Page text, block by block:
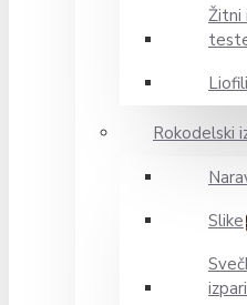
Žitni
Rokodelski
Slike